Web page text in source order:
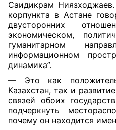
Саидикрам
корпункта в Астане
двусторонних
экономическом,
гуманитарном
информационном
динамика”.
— Это как
Казахстан, так и
связей обоих
подчеркнуть
почему он находится